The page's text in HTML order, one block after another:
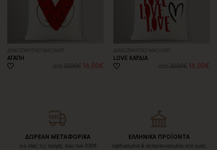
ΔΙΑΚΟΣΜΗΤΙΚΟ ΜΑΞΙΛΑΡΙ
ΑΓΑΠΗ
από20,00€ 16,00€
ΔΙΑΚΟΣΜΗΤΙΚΟ ΜΑΞΙΛΑΡΙ
LOVE ΚΑΡΔΙΑ
από20,00€ 16,00€
ΔΩΡΕΑΝ ΜΕΤΑΦΟΡΙΚΑ
για όλες τις αγορές άνω των 200€
ΕΛΛΗΝΙΚΑ ΠΡΟΪΟΝΤΑ
σχεδιασμένα & κατασκευασμένα από εμάς